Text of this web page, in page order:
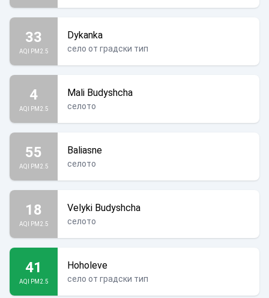
33
AQI PM2.5
Dykanka
село от градски тип
4
AQI PM2.5
Mali Budyshcha
селото
55
AQI PM2.5
Baliasne
селото
18
AQI PM2.5
Velyki Budyshcha
селото
41
AQI PM2.5
Hoholeve
село от градски тип